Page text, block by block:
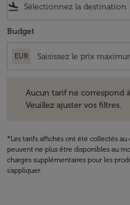
flight_land
Budget
EUR
Aucun tarif ne correspond
Veuillez ajuster vos filtres.
*Les tarifs affichés ont été collectés
peuvent ne plus être disponibles au
charges supplémentaires pour les
s'appliquer.